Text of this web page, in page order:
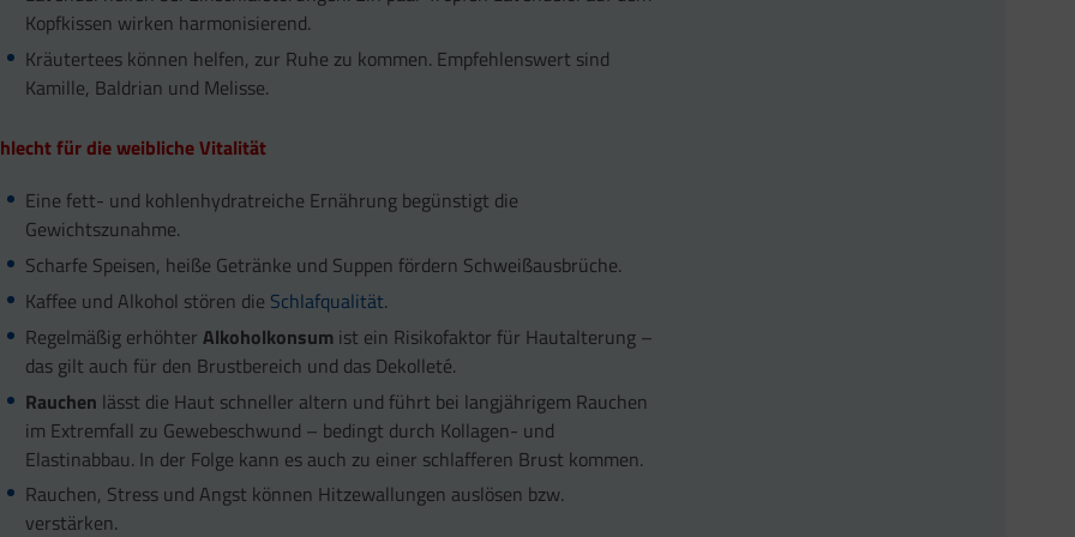
Kopfkissen wirken harmonisierend.
Kräutertees können helfen, zur Ruhe zu kommen. Empfehlenswert sind
Kamille, Baldrian und Melisse.
für die weibliche Vitalität
Eine fett- und kohlenhydratreiche Ernährung begünstigt die
Gewichtszunahme.
Scharfe Speisen, heiße Getränke und Suppen fördern Schweißausbrüche.
Kaffee und Alkohol stören die Schlafqualität.
Regelmäßig erhöhterAlkoholkonsum ist ein Risikofaktor für Hautalterung –
das gilt auch für den Brustbereich und das Dekolleté.
Rauchen lässt die Haut schneller altern und führt bei langjährigem Rauchen
im Extremfall zu Gewebeschwund – bedingt durch Kollagen- und
Elastinabbau. In der Folge kann es auch zu einer schlafferen Brust kommen.
Rauchen, Stress und Angst können Hitzewallungen auslösen bzw.
verstärken.